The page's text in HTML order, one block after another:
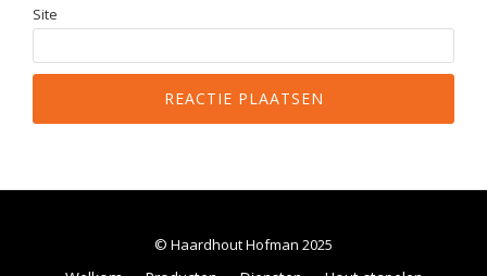
Site
© Haardhout Hofman 2025